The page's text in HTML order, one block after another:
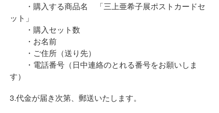
・購入する商品名 「三上亜希子展ポストカードセ
ット」
・購入セット数
・お名前
・ご住所（送り先）
・電話番号（日中連絡のとれる番号をお願いしま
す）
3.代金が届き次第、郵送いたします。